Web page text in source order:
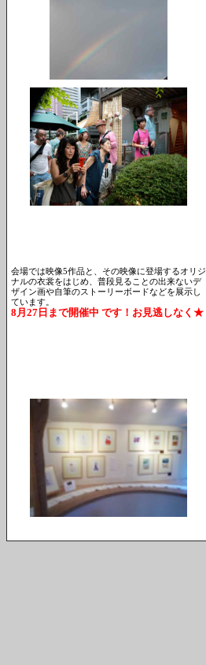
会場では映像5作品と、その映像に登場するオリジ
ナルの衣裳をはじめ、普段見ることの出来ないデ
ザイン画や自筆のストーリーボードなどを展示し
ています。
8月27日まで開催中 です！お見逃しなく★